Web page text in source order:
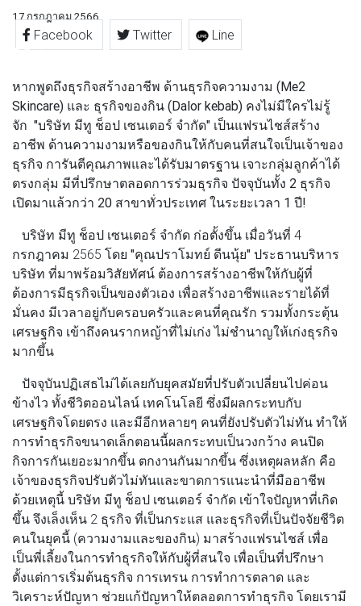
17 กรกฎาคม 2566
Facebook Twitter Line
หากพูดถึงธุรกิจสร้างอาชีพ ด้านธุรกิจความงาม (Me2
Skincare) และ ธุรกิจของกิน (Dalor kebab) คงไม่มีใครไม่รู้
จัก "บริษัท มีทู ช็อป เซนเตอร์ จำกัด" เป็นแฟรนไชส์สร้าง
อาชีพ ด้านความงามหรือของกินให้กับคนที่สนใจเป็นเจ้าของ
ธุรกิจ การันตีคุณภาพและได้รับมาตรฐาน เจาะกลุ่มลูกค้าได้
ตรงกลุ่ม มีที่ปรึกษาตลอดการร่วมธุรกิจ ปัจจุบันทั้ง 2 ธุรกิจ
เปิดมาแล้วกว่า 20 สาขาทั่วประเทศ ในระยะเวลา 1 ปี!
บริษัท มีทู ช็อป เซนเตอร์ จำกัด ก่อตั้งขึ้น เมื่อวันที่ 4
กรกฎาคม 2565 โดย "คุณปราโมทย์ ดีนนุ้ย" ประธานบริหาร
บริษัท ที่มาพร้อมวิสัยทัศน์ ต้องการสร้างอาชีพให้กับผู้ที่
ต้องการมีธุรกิจเป็นของตัวเอง เพื่อสร้างอาชีพและรายได้ที่
มั่นคง มีเวลาอยู่กับครอบครัวและคนที่คุณรัก รวมทั้งกระตุ้น
เศรษฐกิจ เข้าถึงคนรากหญ้าที่ไม่เก่ง ไม่ชำนาญให้เก่งธุรกิจ
มากขึ้น
ปัจจุบันปฏิเสธไม่ได้เลยกับยุคสมัยที่ปรับตัวเปลี่ยนไปค่อน
ข้างไว ทั้งชีวิตออนไลน์ เทคโนโลยี ซึ่งมีผลกระทบกับ
เศรษฐกิจโดยตรง และมีอีกหลายๆ คนที่ยังปรับตัวไม่ทัน ทำให้
การทำธุรกิจขนาดเล็กตอนนี้ผลกระทบเป็นวงกว้าง คนปิด
กิจการกันเยอะมากขึ้น ตกงานกันมากขึ้น ซึ่งเหตุผลหลัก คือ
เจ้าของธุรกิจปรับตัวไม่ทันและขาดการแนะนำที่มืออาชีพ
ด้วยเหตุนี้ บริษัท มีทู ช็อป เซนเตอร์ จำกัด เข้าใจปัญหาที่เกิด
ขึ้น จึงเล็งเห็น 2 ธุรกิจ ที่เป็นกระแส และธุรกิจที่เป็นปัจจัยชีวิต
คนในยุคนี้ (ความงามและของกิน) มาสร้างแฟรนไชส์ เพื่อ
เป็นพี่เลี้ยงในการทำธุรกิจให้กับผู้ที่สนใจ เพื่อเป็นที่ปรึกษา
ตั้งแต่การเริ่มต้นธุรกิจ การเทรน การทำการตลาด และ
วิเคราะห์ปัญหา ช่วยแก้ปัญหาให้ตลอดการทำธุรกิจ โดยเรามี